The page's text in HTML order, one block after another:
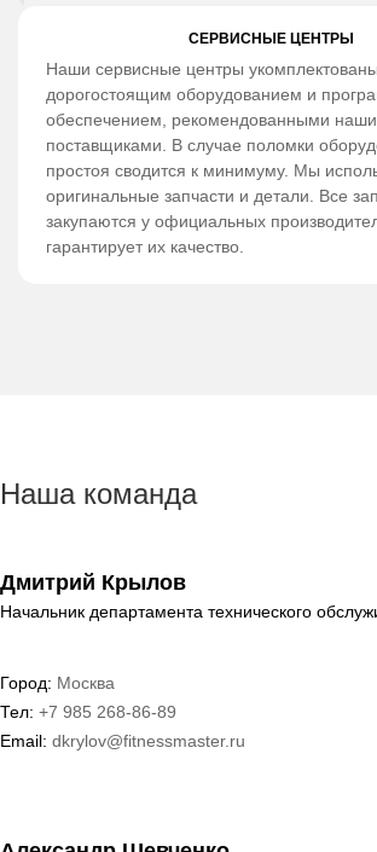
СЕРВИСНЫЕ ЦЕНТРЫ
Наши сервисные центры
дорогостоящим оборудованием и
обеспечением, рекомендованными
поставщиками. В случае поломки
простоя сводится к минимуму. Мы
оригинальные запчасти и детали. Все
закупаются у официальных
гарантирует их качество.
Наша команда
Дмитрий Крылов
Начальник департамента технического
Город: Москва
Тел: +7 985 268-86-89
Email: dkrylov@fitnessmaster.ru